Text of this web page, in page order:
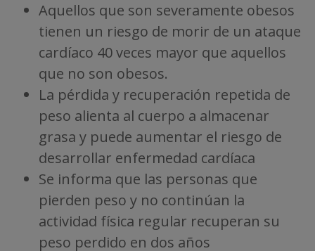
Aquellos que son severamente obesos
tienen un riesgo de morir de un ataque
cardíaco 40 veces mayor que aquellos
que no son obesos.
La pérdida y recuperación repetida de
peso alienta al cuerpo a almacenar
grasa y puede aumentar el riesgo de
desarrollar enfermedad cardíaca
Se informa que las personas que
pierden peso y no continúan la
actividad física regular recuperan su
peso perdido en dos años